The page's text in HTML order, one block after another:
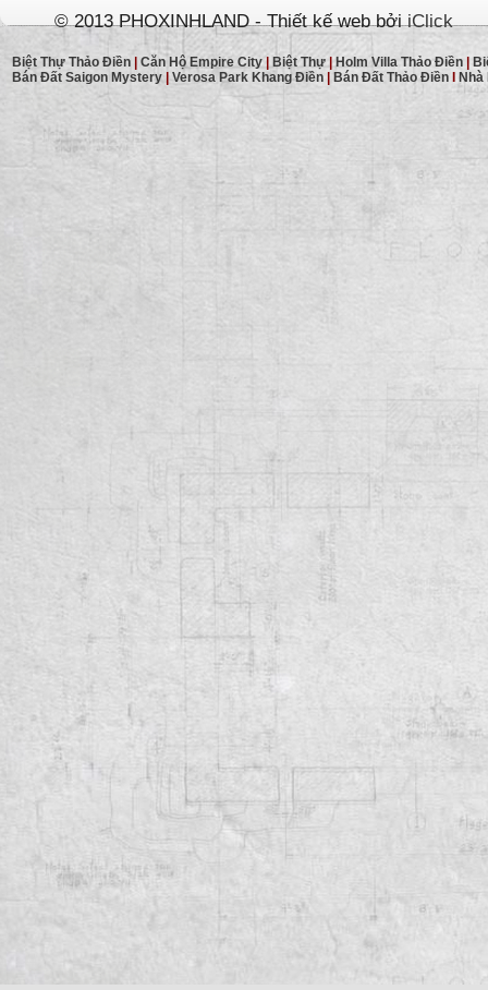
© 2013 PHOXINHLAND - Thiết kế web bởiiClick
Biệt Thự Thảo Điền| Căn Hộ Empire City| Biệt Thự| Holm Villa Thảo Điền|
Bán Đất Saigon Mystery| Verosa Park Khang Điền| Bán Đất Thảo ĐiềnI Nhà